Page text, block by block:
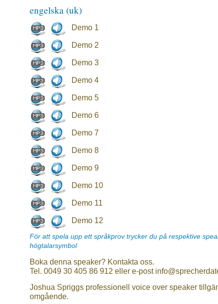
engelska (uk)
Demo 1
Demo 2
Demo 3
Demo 4
Demo 5
Demo 6
Demo 7
Demo 8
Demo 9
Demo 10
Demo 11
Demo 12
För att spela upp ett språkprov trycker du på respektive
högtalarsymbol
Boka denna speaker? Kontakta oss.
Tel. 0049 30 405 86 912 eller e-post
Joshua Spriggs professionell voice over speaker
omgående.